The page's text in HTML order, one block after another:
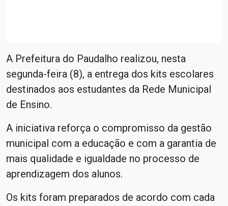
A Prefeitura do Paudalho realizou, nesta
segunda-feira (8), a entrega dos kits escolares
destinados aos estudantes da Rede Municipal
de Ensino.
A iniciativa reforça o compromisso da gestão
municipal com a educação e com a garantia de
mais qualidade e igualdade no processo de
aprendizagem dos alunos.
Os kits foram preparados de acordo com cada